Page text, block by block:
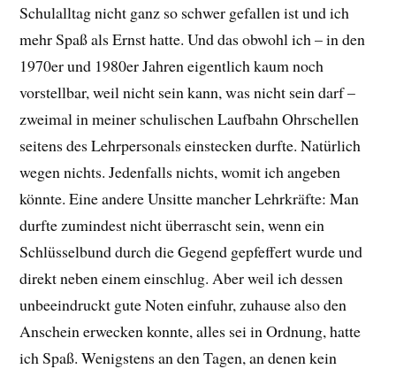
Schulalltag nicht ganz so schwer gefallen ist und ich
mehr Spaß als Ernst hatte. Und das obwohl ich – in den
1970er und 1980er Jahren eigentlich kaum noch
vorstellbar, weil nicht sein kann, was nicht sein darf –
zweimal in meiner schulischen Laufbahn Ohrschellen
seitens des Lehrpersonals einstecken durfte. Natürlich
wegen nichts. Jedenfalls nichts, womit ich angeben
könnte. Eine andere Unsitte mancher Lehrkräfte: Man
durfte zumindest nicht überrascht sein, wenn ein
Schlüsselbund durch die Gegend gepfeffert wurde und
direkt neben einem einschlug. Aber weil ich dessen
unbeeindruckt gute Noten einfuhr, zuhause also den
Anschein erwecken konnte, alles sei in Ordnung, hatte
ich Spaß. Wenigstens an den Tagen, an denen kein